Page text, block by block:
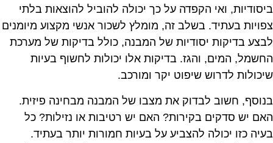
ואי הקפדה על כך יכולה להוביל להוצאות בלתי
בעתיד. בשלב זה, מומלץ לשכור אנשי מקצוע מיומנים
בדיקות יסודיות של המבנה, כולל בדיקות של מערכת
המים, והגז. בדיקות אלו יכולות לחשוף בעיות
לדרוש שיפוט יקר ומורכב.
חשוב לבדוק את מצבו של המבנה מבחינה פיזית.
יש סדקים בקירות? האם יש רטיבות או נזילות? כל
כזו יכולה להצביע על בעיות חמורות יותר בעתיד.